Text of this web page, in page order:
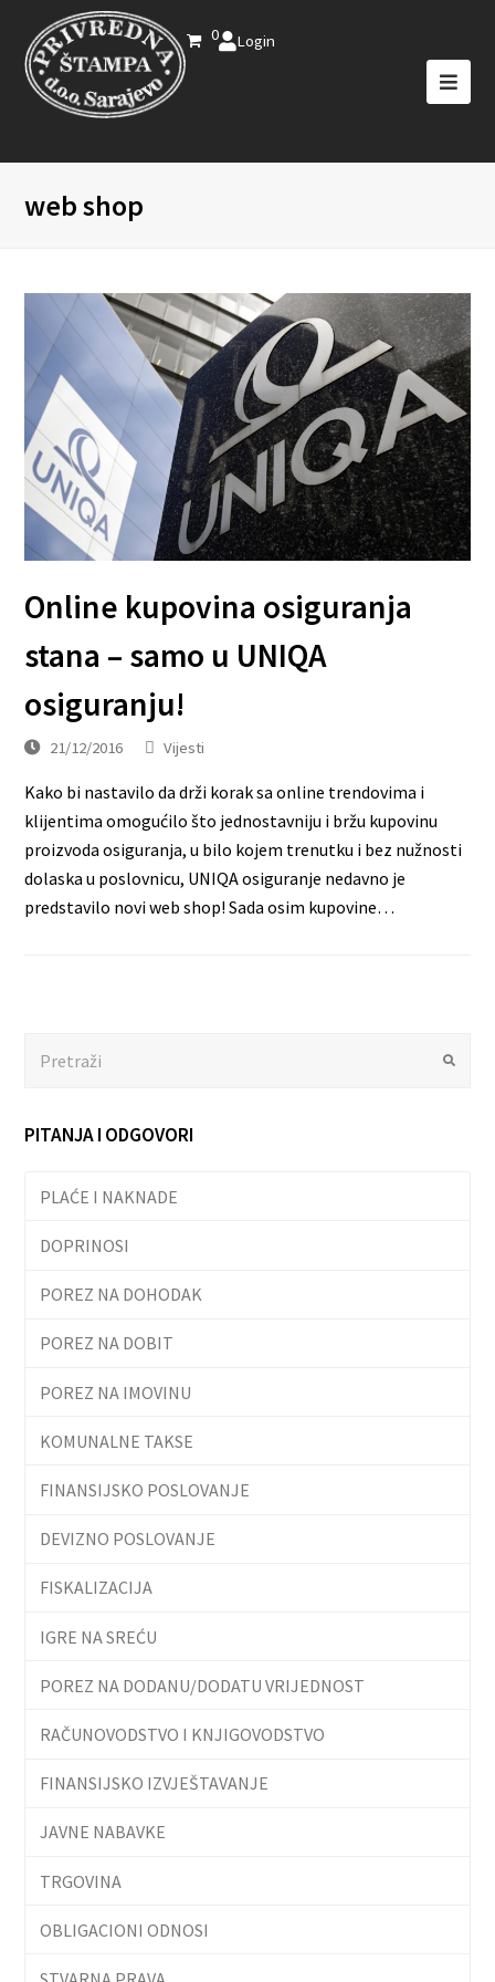
0 Login
web shop
Online kupovina osiguranja
stana – samo u UNIQA
osiguranju!
21/12/2016 Vijesti
Kako bi nastavilo da drži korak sa online trendovima i
klijentima omogućilo što jednostavniju i bržu kupovinu
proizvoda osiguranja, u bilo kojem trenutku i bez nužnosti
dolaska u poslovnicu, UNIQA osiguranje nedavno je
predstavilo novi web shop! Sada osim kupovine…
Submit
PITANJA I ODGOVORI
PLAĆE I NAKNADE
DOPRINOSI
POREZ NA DOHODAK
POREZ NA DOBIT
POREZ NA IMOVINU
KOMUNALNE TAKSE
FINANSIJSKO POSLOVANJE
DEVIZNO POSLOVANJE
FISKALIZACIJA
IGRE NA SREĆU
POREZ NA DODANU/DODATU VRIJEDNOST
RAČUNOVODSTVO I KNJIGOVODSTVO
FINANSIJSKO IZVJEŠTAVANJE
JAVNE NABAVKE
TRGOVINA
OBLIGACIONI ODNOSI